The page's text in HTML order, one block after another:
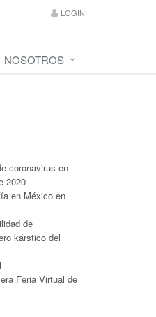
LOGIN
NOSOTROS
coronavirus en
2020
en México en
de
kárstico del
Feria Virtual de